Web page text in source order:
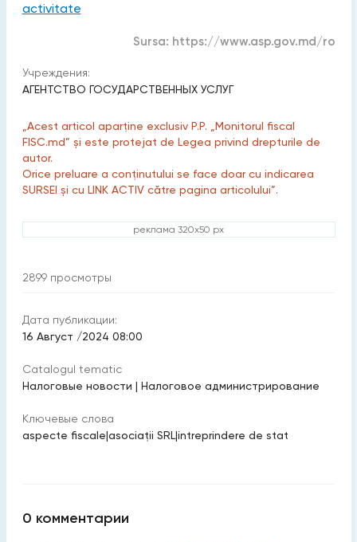
activitate
Sursa: https://www.asp.gov.md/ro
Учреждения:
АГЕНТСТВО ГОСУДАРСТВЕННЫХ УСЛУГ
„Acest articol aparține exclusiv P.P. „Monitorul fiscal
FISC.md” și este protejat de Legea privind drepturile de
autor.
Orice preluare a conținutului se face doar cu indicarea
SURSEI și cu LINK ACTIV către pagina articolului”.
реклама 320x50 px
2899 просмотры
Дата публикации:
16 Август /2024 08:00
Catalogul tematic
Налоговые новости | Налоговое администрирование
Ключевые слова
aspecte fiscale|asociații SRL|intreprindere de stat
0 комментарии